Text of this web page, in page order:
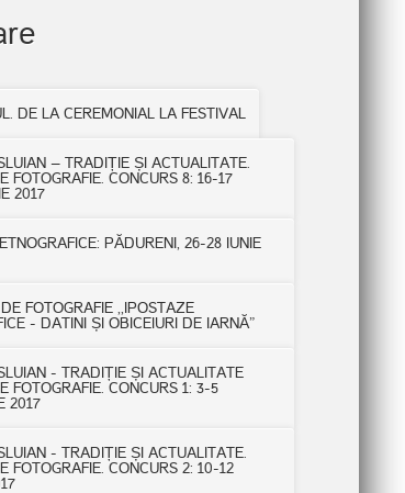
DE LA CEREMONIAL LA FESTIVAL
– TRADIȚIE ȘI ACTUALITATE.
FOTOGRAFIE. CONCURS 8: 16-17
2017
PĂDURENI, 26-28 IUNIE
FOTOGRAFIE ,,IPOSTAZE
- DATINI ȘI OBICEIURI DE IARNĂ”
- TRADIȚIE ȘI ACTUALITATE
FOTOGRAFIE. CONCURS 1: 3-5
2017
- TRADIȚIE ȘI ACTUALITATE.
FOTOGRAFIE. CONCURS 2: 10-12